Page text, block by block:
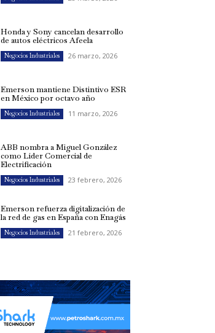
Honda y Sony cancelan desarrollo
de autos eléctricos Afeela
Negocios Industriales 26 marzo, 2026
Emerson mantiene Distintivo ESR
en México por octavo año
Negocios Industriales 11 marzo, 2026
ABB nombra a Miguel González
como Líder Comercial de
Electrificación
Negocios Industriales 23 febrero, 2026
Emerson refuerza digitalización de
la red de gas en España con Enagás
Negocios Industriales 21 febrero, 2026